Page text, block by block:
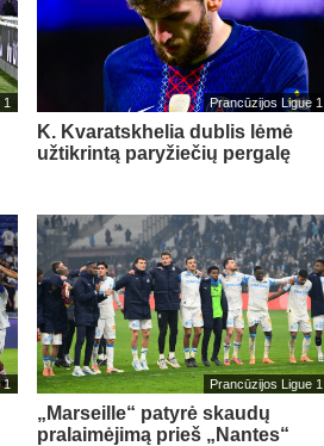
Prancūzijos Ligue 1
K. Kvaratskhelia dublis lėmė
užtikrintą paryžiečių pergalę
Prancūzijos Ligue 1
„Marseille“ patyrė skaudų
pralaimėjimą prieš „Nantes“